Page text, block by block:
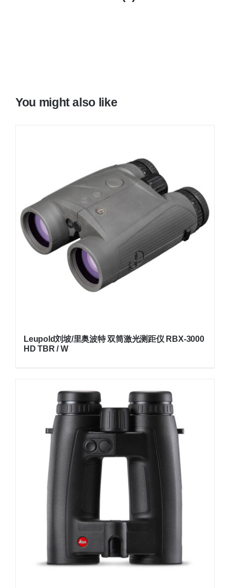
You might also like
Leupold刘坡/里奥波特 双筒激光测距仪 RBX-3000
HD TBR / W